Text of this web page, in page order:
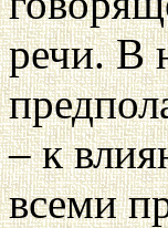
речи. В
– к
всеми